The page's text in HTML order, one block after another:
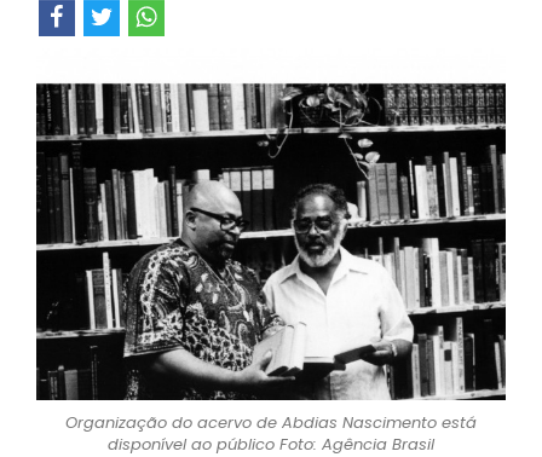
Organização do acervo de Abdias Nascimento está
disponível ao público Foto: Agência Brasil